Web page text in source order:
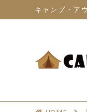
キャンプ・ア